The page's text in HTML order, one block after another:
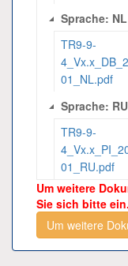
Sprache: NL
TR9-9-
01_NL.pdf
Sprache: RU
TR9-9-
01_RU.pdf
Um weitere
Sie sich bitte ein.
Um weitere